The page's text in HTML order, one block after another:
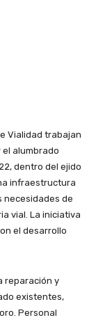
Vialidad trabajan
alumbrado
dentro del ejido
infraestructura
necesidades de
vial. La iniciativa
el desarrollo
reparación y
existentes,
Personal